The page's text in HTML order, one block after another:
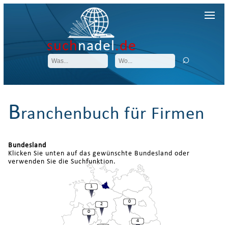
suchnadel.de
Branchenbuch für Firmen
Bundesland
Klicken Sie unten auf das gewünschte Bundesland oder
verwenden Sie die Suchfunktion.
4
0
2
1
0